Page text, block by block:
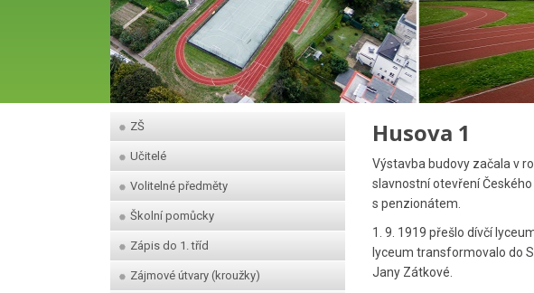
ZŠ
Učitelé
Volitelné předměty
Školní pomůcky
Zápis do 1. tříd
Zájmové útvary (kroužky)
Husova 1
Výstavba budovy začala v
slavnostní otevření
s penzionátem.
1. 9. 1919 přešlo dívčí
lyceum transformovalo do
Jany Zátkové.